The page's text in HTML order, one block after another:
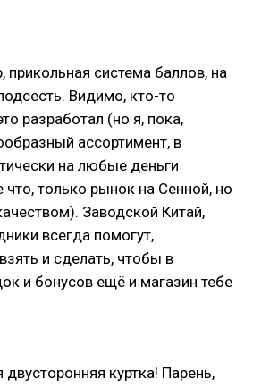
система баллов, на
Видимо, кто-то
разработал (но я, пока,
ассортимент, в
на любые деньги
что, только рынок на Сенной, но
Заводской Китай,
всегда помогут,
и сделать, чтобы в
и бонусов ещё и магазин тебе
куртка! Парень,